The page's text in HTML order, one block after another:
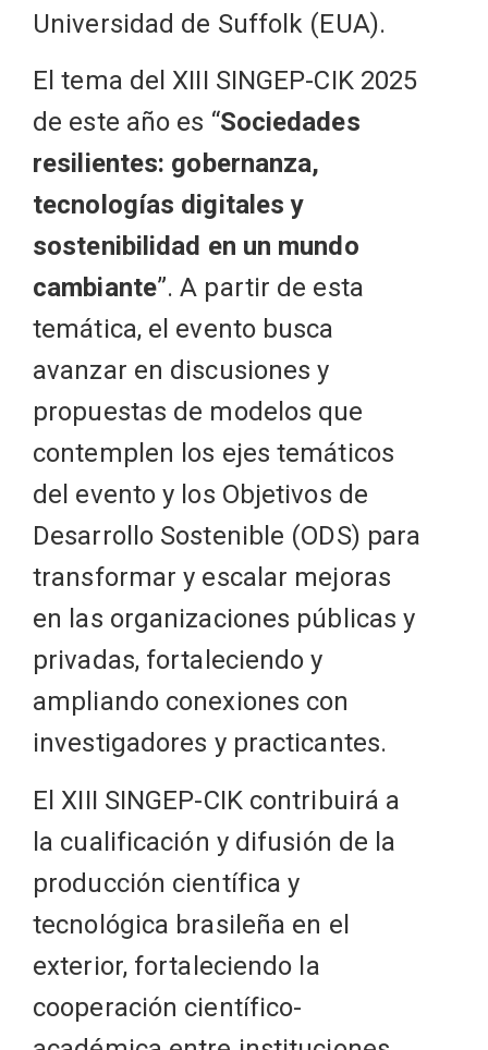
Universidad de Suffolk (EUA).
El tema del XIII SINGEP-CIK 2025
de este año es “Sociedades
resilientes: gobernanza,
tecnologías digitales y
sostenibilidad en un mundo
cambiante”. A partir de esta
temática, el evento busca
avanzar en discusiones y
propuestas de modelos que
contemplen los ejes temáticos
del evento y los Objetivos de
Desarrollo Sostenible (ODS) para
transformar y escalar mejoras
en las organizaciones públicas y
privadas, fortaleciendo y
ampliando conexiones con
investigadores y practicantes.
El XIII SINGEP-CIK contribuirá a
la cualificación y difusión de la
producción científica y
tecnológica brasileña en el
exterior, fortaleciendo la
cooperación científico-